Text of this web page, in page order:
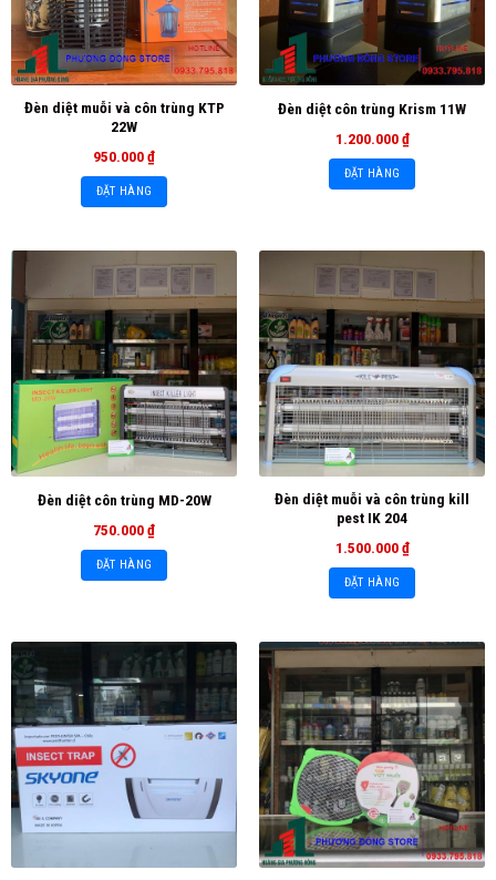
Đèn diệt muỗi và côn trùng KTP
22W
950.000₫
ĐẶT HÀNG
Đèn diệt côn trùng Krism 11W
1.200.000₫
ĐẶT HÀNG
Đèn diệt côn trùng MD-20W
750.000₫
ĐẶT HÀNG
Đèn diệt muỗi và côn trùng kill
pest IK 204
1.500.000₫
ĐẶT HÀNG